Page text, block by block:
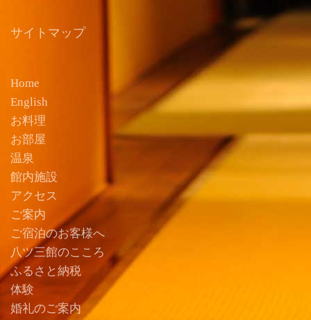
サイトマップ
Home
English
お料理
お部屋
温泉
館内施設
アクセス
ご案内
ご宿泊のお客様へ
八ツ三館のこころ
ふるさと納税
体験
婚礼のご案内